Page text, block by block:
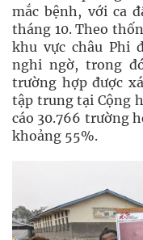
mắc bệnh, với ca
tháng 10. Theo
khu vực châu Phi
nghi ngờ, trong
trường hợp được
tập trung tại Cộng
cáo 30.766 trường
khoảng 55%.